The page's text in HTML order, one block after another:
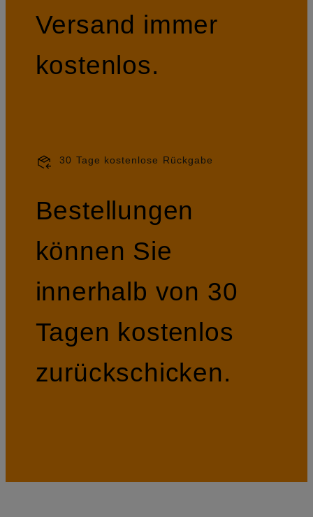
Versand immer
kostenlos.
30 Tage kostenlose Rückgabe
Bestellungen
können Sie
innerhalb von 30
Tagen kostenlos
zurückschicken.